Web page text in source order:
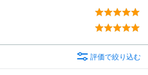
評価で絞り込む